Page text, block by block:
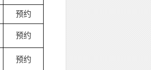
预约
预约
预约